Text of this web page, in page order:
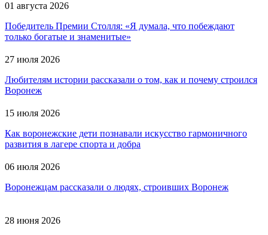
01 августа 2026
Победитель Премии Столля: «Я думала, что побеждают
только богатые и знаменитые»
27 июля 2026
Любителям истории рассказали о том, как и почему строился
Воронеж
15 июля 2026
Как воронежские дети познавали искусство гармоничного
развития в лагере спорта и добра
06 июля 2026
Воронежцам рассказали о людях, строивших Воронеж
28 июня 2026